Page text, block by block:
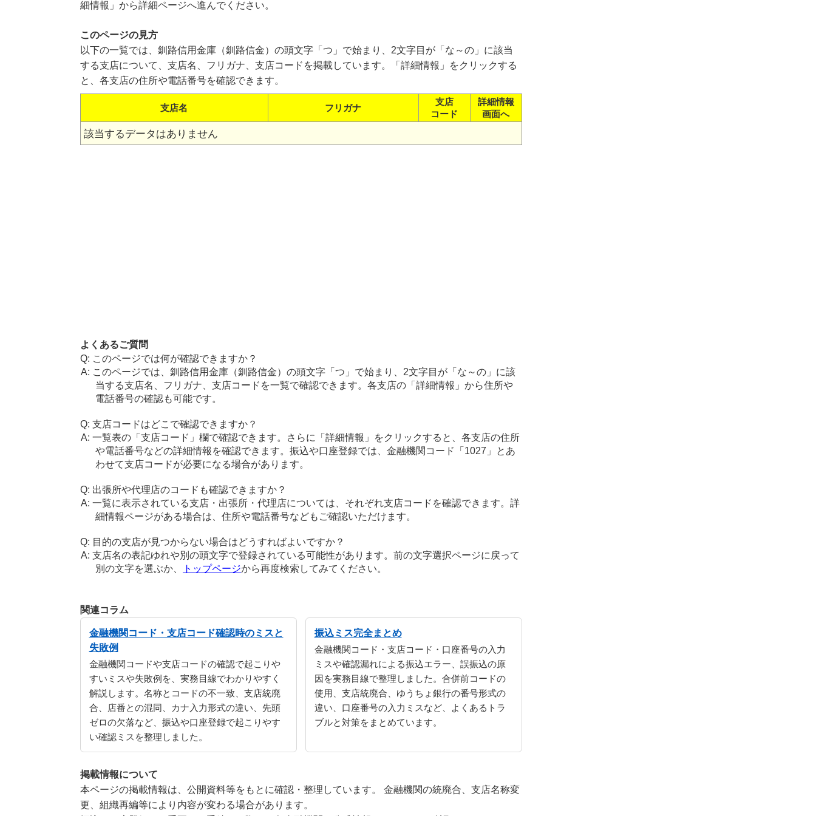
細情報」から詳細ページへ進んでください。
このページの見方
以下の一覧では、釧路信用金庫（釧路信金）の頭文字「つ」で始まり、2文字目が「な～の」に該当
する支店について、支店名、フリガナ、支店コードを掲載しています。「詳細情報」をクリックする
と、各支店の住所や電話番号を確認できます。
支店名 フリガナ
支店
コード
詳細情報
画面へ
該当するデータはありません
よくあるご質問
このページでは何が確認できますか？
このページでは、釧路信用金庫（釧路信金）の頭文字「つ」で始まり、2文字目が「な～の」に該
当する支店名、フリガナ、支店コードを一覧で確認できます。各支店の「詳細情報」から住所や
電話番号の確認も可能です。
支店コードはどこで確認できますか？
一覧表の「支店コード」欄で確認できます。さらに「詳細情報」をクリックすると、各支店の住所
や電話番号などの詳細情報を確認できます。振込や口座登録では、金融機関コード「1027」とあ
わせて支店コードが必要になる場合があります。
出張所や代理店のコードも確認できますか？
一覧に表示されている支店・出張所・代理店については、それぞれ支店コードを確認できます。詳
細情報ページがある場合は、住所や電話番号などもご確認いただけます。
目的の支店が見つからない場合はどうすればよいですか？
支店名の表記ゆれや別の頭文字で登録されている可能性があります。前の文字選択ページに戻って
別の文字を選ぶか、
トップページから再度検索してみてください。
関連コラム
金融機関コード・支店コード確認時のミスと
失敗例
金融機関コードや支店コードの確認で起こりや
すいミスや失敗例を、実務目線でわかりやすく
解説します。名称とコードの不一致、支店統廃
合、店番との混同、カナ入力形式の違い、先頭
ゼロの欠落など、振込や口座登録で起こりやす
い確認ミスを整理しました。
振込ミス完全まとめ
金融機関コード・支店コード・口座番号の入力
ミスや確認漏れによる振込エラー、誤振込の原
因を実務目線で整理しました。合併前コードの
使用、支店統廃合、ゆうちょ銀行の番号形式の
違い、口座番号の入力ミスなど、よくあるトラ
ブルと対策をまとめています。
掲載情報について
本ページの掲載情報は、公開資料等をもとに確認・整理しています。 金融機関の統廃合、支店名称変
更、組織再編等により内容が変わる場合があります。